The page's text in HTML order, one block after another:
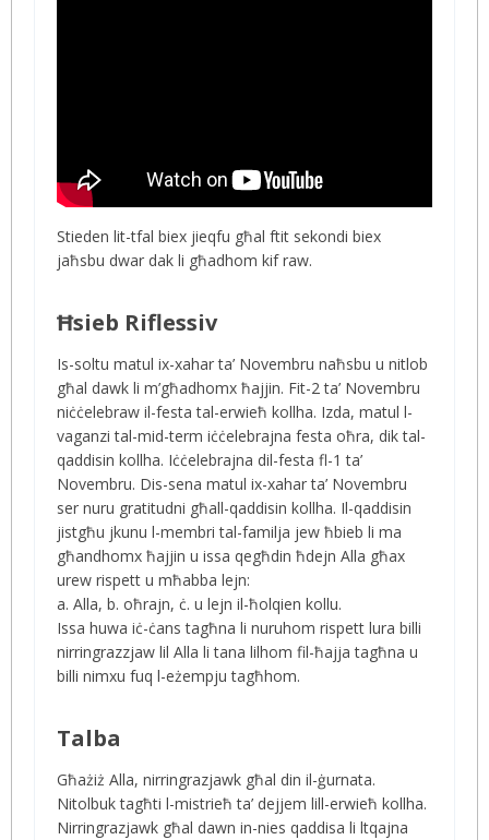
Stieden lit-tfal biex jieqfu għal ftit sekondi biex
jaħsbu dwar dak li għadhom kif raw.
Ħsieb Riflessiv
Is-soltu matul ix-xahar ta’ Novembru naħsbu u nitlob
għal dawk li m’għadhomx ħajjin. Fit-2 ta’ Novembru
niċċelebraw il-festa tal-erwieħ kollha. Izda, matul l-
vaganzi tal-mid-term iċċelebrajna festa oħra, dik tal-
qaddisin kollha. Iċċelebrajna dil-festa fl-1 ta’
Novembru. Dis-sena matul ix-xahar ta’ Novembru
ser nuru gratitudni għall-qaddisin kollha. Il-qaddisin
jistgħu jkunu l-membri tal-familja jew ħbieb li ma
għandhomx ħajjin u issa qegħdin ħdejn Alla għax
urew rispett u mħabba lejn:
a. Alla, b. oħrajn, ċ. u lejn il-ħolqien kollu.
Issa huwa iċ-ċans tagħna li nuruhom rispett lura billi
nirringrazzjaw lil Alla li tana lilhom fil-ħajja tagħna u
billi nimxu fuq l-eżempju tagħhom.
Talba
Għażiż Alla, nirringrazjawk għal din il-ġurnata.
Nitolbuk tagħti l-mistrieħ ta’ dejjem lill-erwieħ kollha.
Nirringrazjawk għal dawn in-nies qaddisa li ltqajna